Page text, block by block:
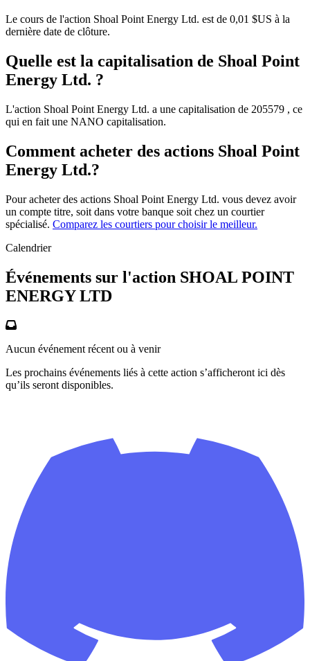
Le cours de l'action Shoal Point Energy Ltd. est de 0,01 $US à la
dernière date de clôture.
Quelle est la capitalisation de Shoal Point
Energy Ltd. ?
L'action Shoal Point Energy Ltd. a une capitalisation de 205579 , ce
qui en fait une NANO capitalisation.
Comment acheter des actions Shoal Point
Energy Ltd.?
Pour acheter des actions Shoal Point Energy Ltd. vous devez avoir
un compte titre, soit dans votre banque soit chez un courtier
spécialisé. Comparez les courtiers pour choisir le meilleur.
Calendrier
Événements sur l'action SHOAL POINT
ENERGY LTD
Aucun événement récent ou à venir
Les prochains événements liés à cette action s’afficheront ici dès
qu’ils seront disponibles.